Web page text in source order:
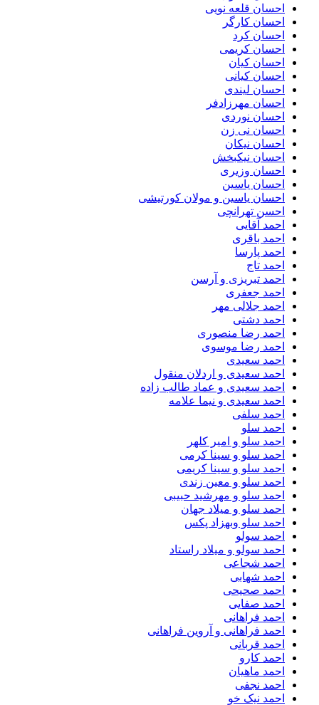
احسان قلعه نویی
احسان کارگر
احسان کرد
احسان کریمی
احسان کیان
احسان کیانی
احسان لیندی
احسان مهرزادفر
احسان نوردی
احسان نی زن
احسان نیکان
احسان نیکبخش
احسان وزیری
احسان یاسین
احسان یاسین و مولان کورتیشی
احسن تهرانچی
احمد آقایی
احمد باقری
احمد پارسا
احمد تاج
احمد تبریزی و آرسن
احمد جعفری
احمد جلالی مهر
احمد دشتی
احمد رضا منصوری
احمد رضا موسوی
احمد سعیدی
احمد سعیدی و اردلان منقول
احمد سعیدی و عماد طالب زاده
احمد سعیدی و نیما علامه
احمد سلفی
احمد سلو
احمد سلو و امیر کلهر
احمد سلو و سینا کرمی
احمد سلو و سینا کریمی
احمد سلو و معین زندی
احمد سلو و مهرشید حبیبی
احمد سلو و میلاد جهان
احمد سلو وبهزاد پکس
احمد سولو
احمد سولو و میلاد راستاد
احمد شجاعی
احمد شهابی
احمد صحیحی
احمد صفایی
احمد فراهانی
احمد فراهانی و آروین فراهانی
احمد قربانی
احمد کارو
احمد ماهیان
احمد نجفی
احمد نیک خو